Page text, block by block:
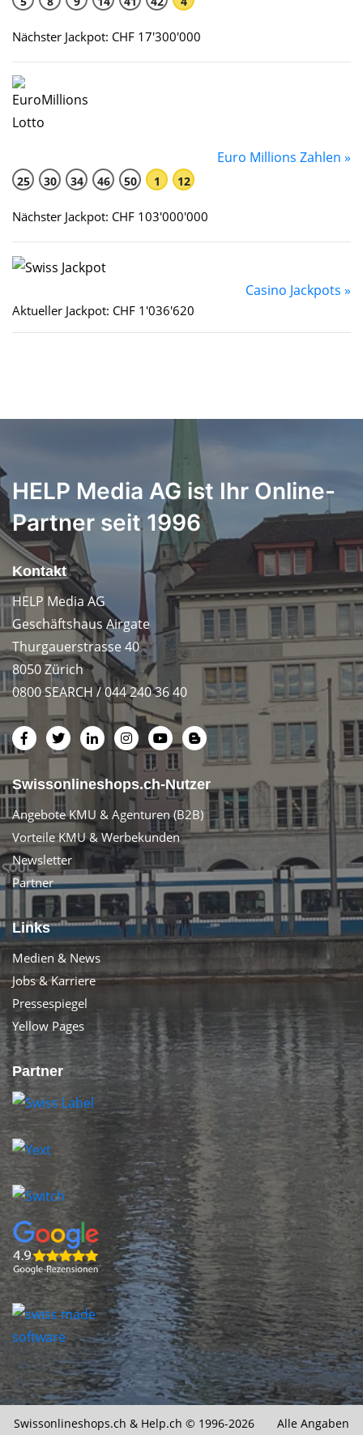
Nächster Jackpot: CHF 17'300'000
Euro Millions Zahlen »
25 30 34 46 50 1 12
Nächster Jackpot: CHF 103'000'000
Casino Jackpots »
Aktueller Jackpot: CHF 1'036'620
HELP Media AG ist Ihr Online-
Partner seit 1996
Kontakt
HELP Media AG
Geschäftshaus Airgate
Thurgauerstrasse 40
8050 Zürich
0800 SEARCH / 044 240 36 40
Swissonlineshops.ch-Nutzer
Angebote KMU & Agenturen (B2B)
Vorteile KMU & Werbekunden
Newsletter
Partner
Links
Medien & News
Jobs & Karriere
Pressespiegel
Yellow Pages
Partner
Swissonlineshops.ch & Help.ch © 1996-2026 Alle Angaben